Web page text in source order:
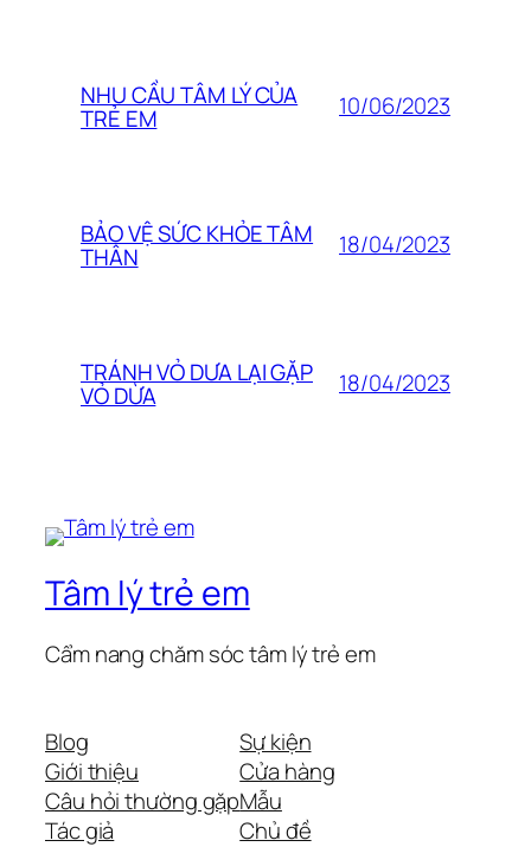
NHU CẦU TÂM LÝ CỦA
TRẺ EM 10/06/2023
BẢO VỆ SỨC KHỎE TÂM
THÂN 18/04/2023
TRÁNH VỎ DƯA LẠI GẶP
VỎ DỪA 18/04/2023
Tâm lý trẻ em
Cẩm nang chăm sóc tâm lý trẻ em
Blog
Giới thiệu
Câu hỏi thường gặp
Tác giả
Sự kiện
Cửa hàng
Mẫu
Chủ đề